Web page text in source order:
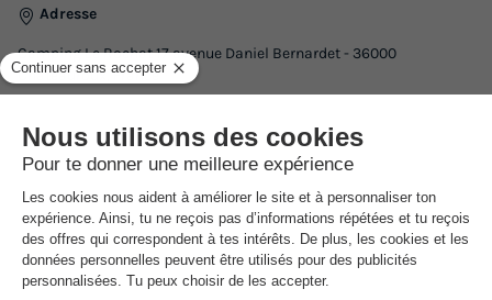
Adresse
Camping Le Rochat 17 avenue Daniel Bernardet - 36000
Chateauroux, France
Comment s'y rendre ?
Gare
Les labels obtenus par l’établissement